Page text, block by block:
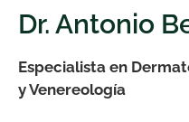
Dr. Antonio
Especialista en
y Venereología